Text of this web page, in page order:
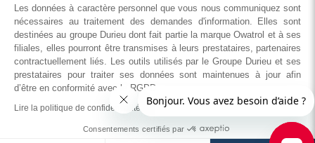
Les données à caractère personnel que vous nous communiquez sont
nécessaires au traitement des demandes d'information. Elles sont
destinées au groupe Durieu dont fait partie la marque Owatrol et à ses
filiales, elles pourront être transmises à leurs prestataires, partenaires
contractuellement liés. Les outils utilisés par le Groupe Durieu et ses
prestataires pour traiter ses données sont maintenues à jour afin
d’être en conformité avec le RGPD
Lire la politique de confidentialité
Consentements certifiés par
© OWATROL - Groupe DURIEU